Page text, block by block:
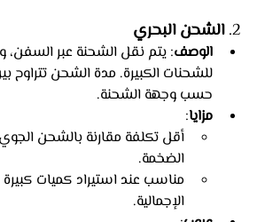
2. الشحن البحري
الوصف: يتم نقل الشحنة عبر السفن،
للشحنات الكبيرة. مدة الشحن
حسب وجهة الشحنة.
مزايا:
أقل تكلفة مقارنة بالشحن
الضخمة.
مناسب عند استيراد كميات كبيرة
الإجمالية.